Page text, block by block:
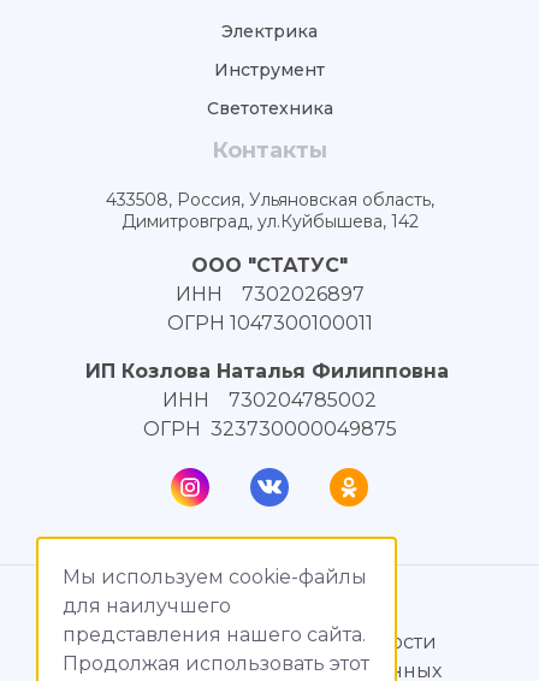
Мы используем cookie-файлы
для наилучшего
представления нашего сайта.
Продолжая использовать этот
Электрика
Инструмент
Светотехника
Контакты
433508, Россия, Ульяновская область,
Димитровград, ул.Куйбышева, 142
ООО "СТАТУС"
ИНН 7302026897
ОГРН 1047300100011
ИП Козлова Наталья Филипповна
ИНН 730204785002
ОГРН 323730000049875
© МагияТока, 2015 – 2026
Политика конфиденциальности
Обработка персональных данных